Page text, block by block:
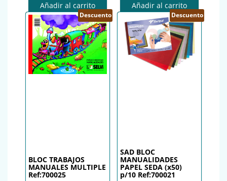
Añadir al carrito Añadir al carrito
Descuento
BLOC TRABAJOS
MANUALES MULTIPLE
Ref:700025
Descuento
SAD BLOC
MANUALIDADES
PAPEL SEDA (x50)
p/10 Ref:700021